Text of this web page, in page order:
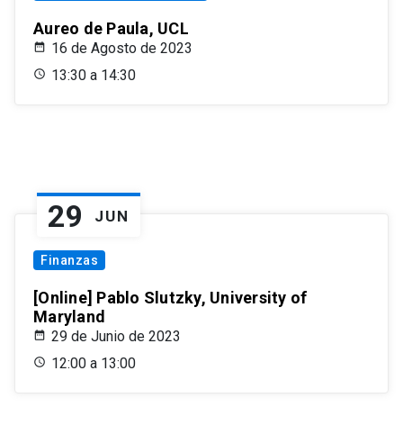
Aureo de Paula, UCL
16 de Agosto de 2023
13:30 a 14:30
29 JUN
Finanzas
[Online] Pablo Slutzky, University of
Maryland
29 de Junio de 2023
12:00 a 13:00